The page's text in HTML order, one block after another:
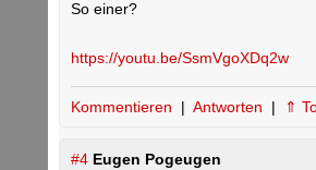
So einer?
https://youtu.be/SsmVgoXDq2w
Kommentieren | Antworten | ⇑
#4 Eugen Pogeugen